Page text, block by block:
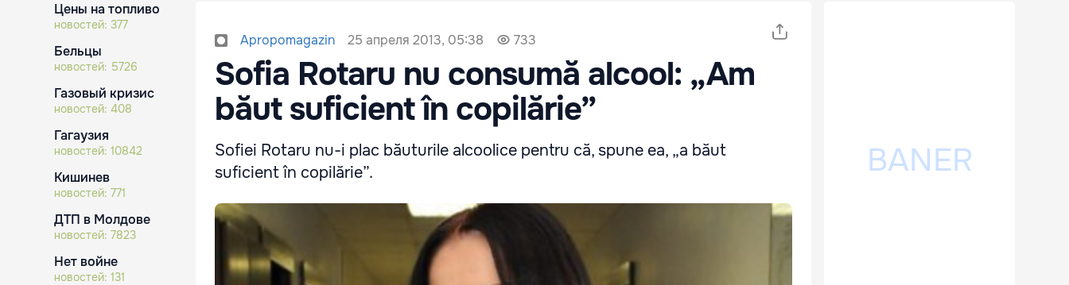
Цены на топливо
новостей: 377
Бельцы
новостей: 5726
Газовый кризис
новостей: 408
Гагаузия
новостей: 10842
Кишинев
новостей: 771
ДТП в Молдове
новостей: 7823
Нет войне
новостей: 131
Apropomagazin 25 апреля 2013, 05:38 733
Sofia Rotaru nu consumă alcool: „Am
băut suficient în copilărie”
Sofiei Rotaru nu-i plac băuturile alcoolice pentru că, spune ea, „a băut
suficient în copilărie”.